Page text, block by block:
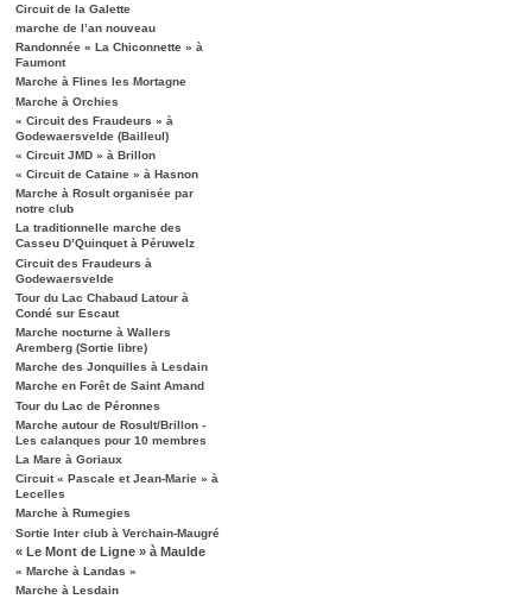
Circuit de la Galette
marche de l’an nouveau
Randonnée « La Chiconnette » à
Faumont
Marche à Flines les Mortagne
Marche à Orchies
« Circuit des Fraudeurs » à
Godewaersvelde (Bailleul)
« Circuit JMD » à Brillon
« Circuit de Cataine » à Hasnon
Marche à Rosult organisée par
notre club
La traditionnelle marche des
Casseu D’Quinquet à Péruwelz
Circuit des Fraudeurs à
Godewaersvelde
Tour du Lac Chabaud Latour à
Condé sur Escaut
Marche nocturne à Wallers
Aremberg (Sortie libre)
Marche des Jonquilles à Lesdain
Marche en Forêt de Saint Amand
Tour du Lac de Péronnes
Marche autour de Rosult/Brillon -
Les calanques pour 10 membres
La Mare à Goriaux
Circuit « Pascale et Jean-Marie » à
Lecelles
Marche à Rumegies
Sortie Inter club à Verchain-Maugré
« Le Mont de Ligne » à Maulde
« Marche à Landas »
Marche à Lesdain